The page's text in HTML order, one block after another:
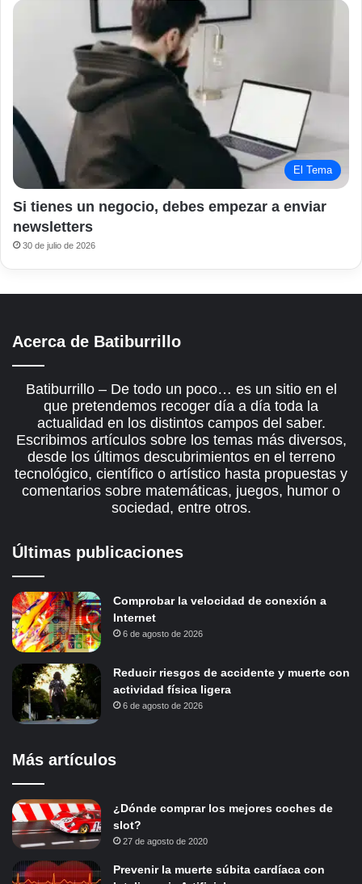
El Tema
Si tienes un negocio, debes empezar a enviar
newsletters
30 de julio de 2026
Acerca de Batiburrillo
Batiburrillo – De todo un poco… es un sitio en el
que pretendemos recoger día a día toda la
actualidad en los distintos campos del saber.
Escribimos artículos sobre los temas más diversos,
desde los últimos descubrimientos en el terreno
tecnológico, científico o artístico hasta propuestas y
comentarios sobre matemáticas, juegos, humor o
sociedad, entre otros.
Últimas publicaciones
Comprobar la velocidad de conexión a
Internet
6 de agosto de 2026
Reducir riesgos de accidente y muerte con
actividad física ligera
6 de agosto de 2026
Más artículos
¿Dónde comprar los mejores coches de
slot?
27 de agosto de 2020
Prevenir la muerte súbita cardíaca con